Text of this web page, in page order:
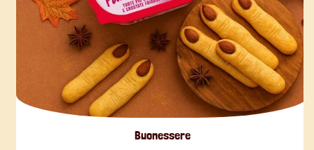
Buonessere